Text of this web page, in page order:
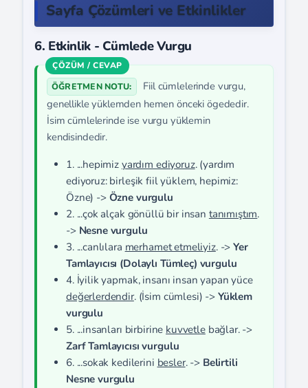
Sayfa Çözümleri ve Etkinlikler
6. Etkinlik - Cümlede Vurgu
ÖĞRETMEN NOTU:
Fiil cümlelerinde vurgu,
genellikle yüklemden hemen önceki ögededir.
İsim cümlelerinde ise vurgu yüklemin
kendisindedir.
1. ...hepimiz yardım ediyoruz. (yardım
ediyoruz: birleşik fiil yüklem, hepimiz:
Özne) -> Özne vurgulu
2. ...çok alçak gönüllü bir insan tanımıştım.
-> Nesne vurgulu
3. ...canlılara merhamet etmeliyiz. ->Yer
Tamlayıcısı (Dolaylı Tümleç) vurgulu
4. İyilik yapmak, insanı insan yapan yüce
değerlerdendir. (İsim cümlesi) -> Yüklem
vurgulu
5. ...insanları birbirine kuvvetlebağlar. ->
Zarf Tamlayıcısı vurgulu
6. ...sokak kedilerini besler. -> Belirtili
Nesne vurgulu